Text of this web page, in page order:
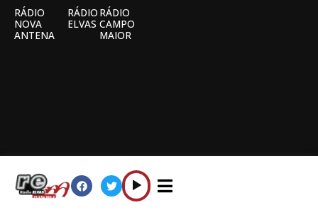
RÁDIO
NOVA
ANTENA
RÁDIO
ELVAS
RÁDIO
CAMPO
MAIOR